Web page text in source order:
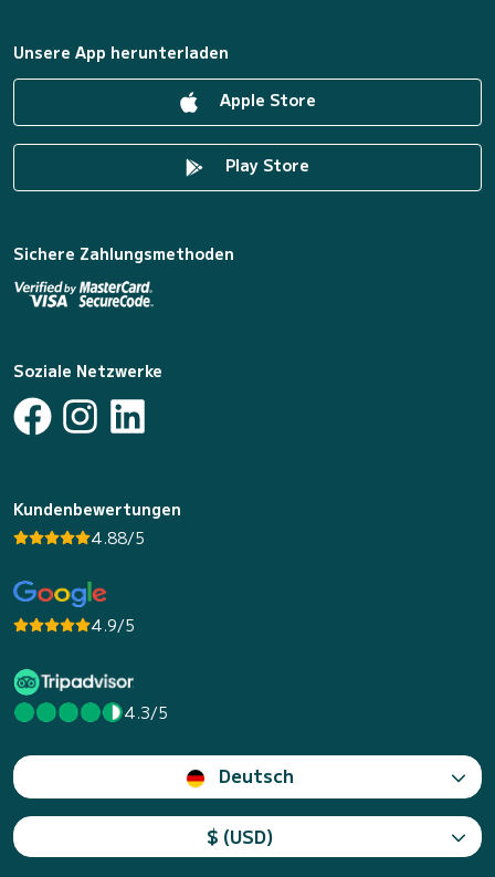
Unsere App herunterladen
Apple Store
Play Store
Sichere Zahlungsmethoden
Soziale Netzwerke
Kundenbewertungen
4.88/5
4.9/5
4.3/5
Deutsch
$ (USD)